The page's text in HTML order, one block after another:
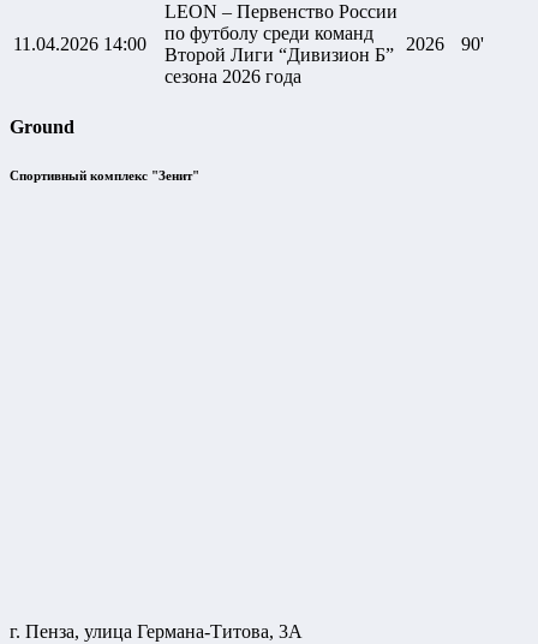
11.04.2026 14:00
LEON – Первенство России
по футболу среди команд
Второй Лиги “Дивизион Б”
сезона 2026 года
2026 90'
Ground
Спортивный комплекс "Зенит"
г. Пенза, улица Германа-Титова, 3А